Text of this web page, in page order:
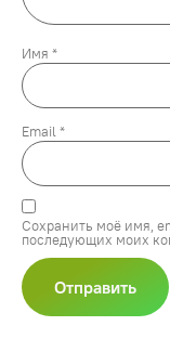
Имя *
Email *
Сохранить моё имя,
последующих моих